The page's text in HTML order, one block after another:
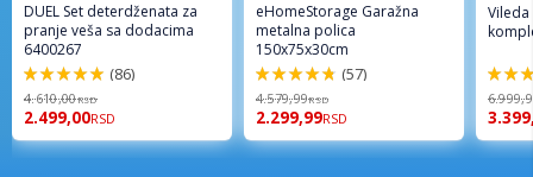
DUEL Set deterdženata za
pranje veša sa dodacima
6400267
98%
(86)
4.610,00RSD
2.499,00RSD
eHomeStorage Garažna
metalna polica
150x75x30cm
96%
(57)
4.579,99RSD
2.299,99RSD
92%